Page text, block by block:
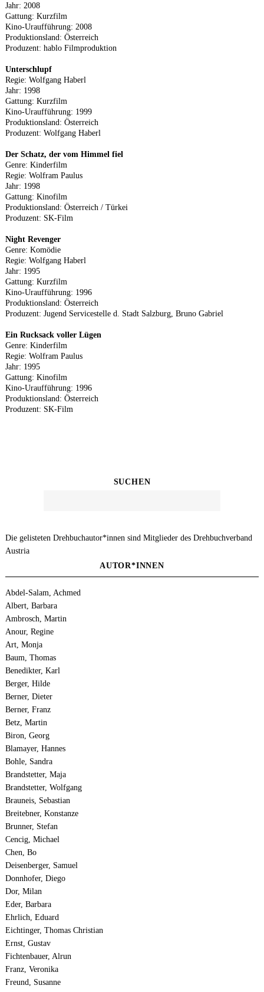
Jahr: 2008
Gattung: Kurzfilm
Kino-Uraufführung: 2008
Produktionsland: Österreich
Produzent: hablo Filmproduktion
Unterschlupf
Regie: Wolfgang Haberl
Jahr: 1998
Gattung: Kurzfilm
Kino-Uraufführung: 1999
Produktionsland: Österreich
Produzent: Wolfgang Haberl
Der Schatz, der vom Himmel fiel
Genre: Kinderfilm
Regie: Wolfram Paulus
Jahr: 1998
Gattung: Kinofilm
Produktionsland: Österreich / Türkei
Produzent: SK-Film
Night Revenger
Genre: Komödie
Regie: Wolfgang Haberl
Jahr: 1995
Gattung: Kurzfilm
Kino-Uraufführung: 1996
Produktionsland: Österreich
Produzent: Jugend Servicestelle d. Stadt Salzburg, Bruno Gabriel
Ein Rucksack voller Lügen
Genre: Kinderfilm
Regie: Wolfram Paulus
Jahr: 1995
Gattung: Kinofilm
Kino-Uraufführung: 1996
Produktionsland: Österreich
Produzent: SK-Film
SUCHEN
Die gelisteten Drehbuchautor*innen sind Mitglieder des Drehbuchverband
Austria
AUTOR*INNEN
Abdel-Salam, Achmed
Albert, Barbara
Ambrosch, Martin
Anour, Regine
Art, Monja
Baum, Thomas
Benedikter, Karl
Berger, Hilde
Berner, Dieter
Berner, Franz
Betz, Martin
Biron, Georg
Blamayer, Hannes
Bohle, Sandra
Brandstetter, Maja
Brandstetter, Wolfgang
Brauneis, Sebastian
Breitebner, Konstanze
Brunner, Stefan
Cencig, Michael
Chen, Bo
Deisenberger, Samuel
Donnhofer, Diego
Dor, Milan
Eder, Barbara
Ehrlich, Eduard
Eichtinger, Thomas Christian
Ernst, Gustav
Fichtenbauer, Alrun
Franz, Veronika
Freund, Susanne